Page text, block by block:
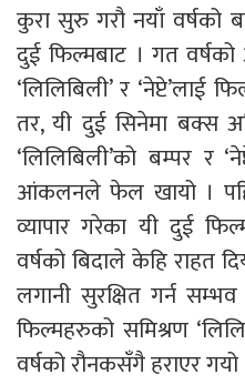
कुरा सुरु गरौ नयाँ वर्षको
दुई फिल्मबाट । गत वर्षको
‘लिलिबिली’ र ‘नेप्टे’लाई
तर, यी दुई सिनेमा बक्स
‘लिलिबिली’को बम्पर र
आंकलनले फेल खायो ।
व्यापार गरेका यी दुई
वर्षको बिदाले केहि राहत
लगानी सुरक्षित गर्न
फिल्महरुको समिश्रण
वर्षको रौनकसँगै हराएर गयो